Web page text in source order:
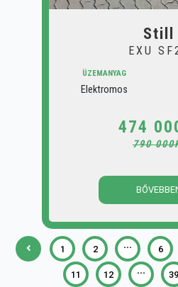
Still
EXU
ÜZEMANYAG
Elektromos
474
790
1 2 ... 6
11 12 ... 39